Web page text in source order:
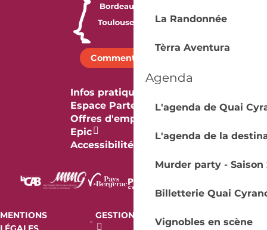
La Randonnée
Tèrra Aventura
Agenda
L'agenda de Quai
L'agenda de la
Murder party - Saison
Billetterie Quai
Vignobles en scène
Comment venir ?
Infos pratiques
Espace Partenaires
Offres d'emploi & stage
Epic
Accessibilité
MENTIONS
-
GESTION DES COOKIES
-